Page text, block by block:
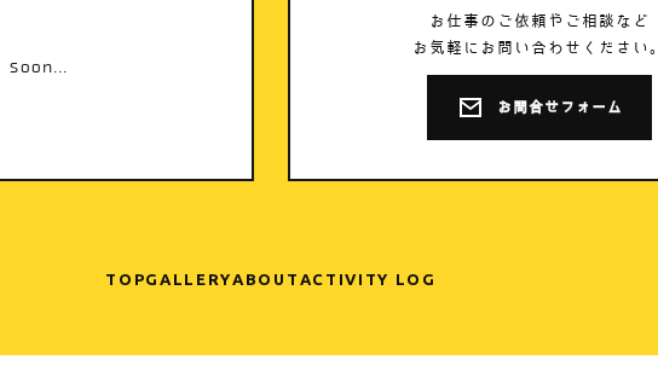
soon...
お仕事のご依頼やご相談など
お気軽にお問い合わせください。
お問合せフォーム
TOPGALLERY ABOUT ACTIVITY LOG